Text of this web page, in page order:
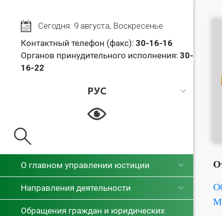
Сегодня: 9 августа, Воскресенье
Контактный телефон (факс): 30-16-16
Органов принудительного исполнения: 30-
16-22
РУС
РУС
О главном управлении юстиции
Направления деятельности
Обращения граждан и юридических